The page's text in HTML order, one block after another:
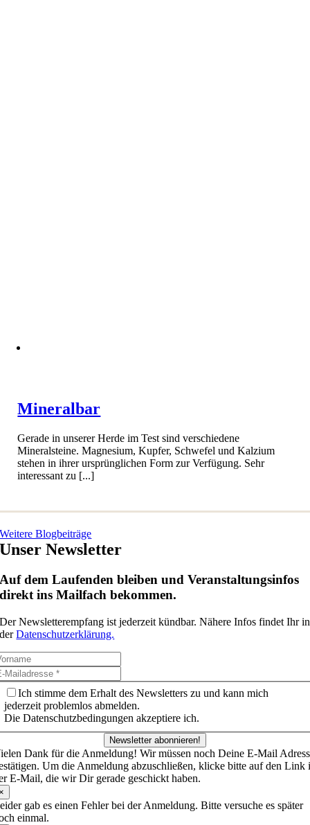
Mineralbar
Gerade in unserer Herde im Test sind verschiedene
Mineralsteine. Magnesium, Kupfer, Schwefel und Kalzium
stehen in ihrer ursprünglichen Form zur Verfügung. Sehr
interessant zu [...]
Weitere Blogbeiträge
Unser Newsletter
Auf dem Laufenden bleiben und Veranstaltungsinfos
direkt ins Mailfach bekommen.
Der Newsletterempfang ist jederzeit kündbar. Nähere Infos findet Ihr in
derDatenschutzerklärung.
Ich stimme dem Erhalt des Newsletters zu und kann mich
jederzeit problemlos abmelden.
Die Datenschutzbedingungen akzeptiere ich.
Newsletter abonnieren!
Dank für die Anmeldung! Wir müssen noch Deine E-Mail
Um die Anmeldung abzuschließen, klicke bitte auf den Link
E-Mail, die wir Dir gerade geschickt haben.
gab es einen Fehler bei der Anmeldung. Bitte versuche es später
einmal.